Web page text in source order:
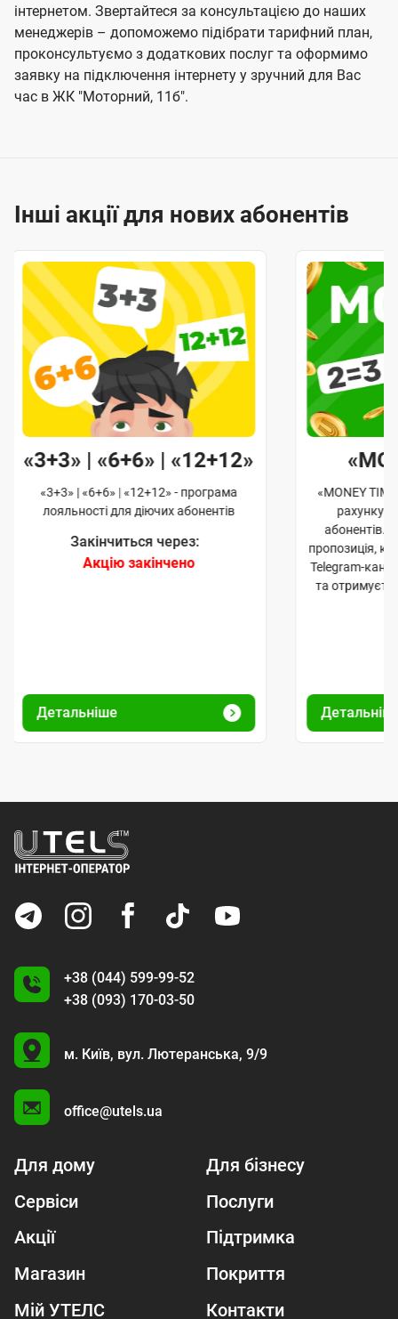
інтернетом. Звертайтеся за консультацією до наших
менеджерів – допоможемо підібрати тарифний план,
проконсультуємо з додаткових послуг та оформимо
заявку на підключення інтернету у зручний для Вас
час в ЖК "Моторний, 11б".
Інші акції для нових абонентів
«3+3» | «6+6» | «12+12»
«3+3» | «6+6» | «12+12» - програма
лояльності для діючих абонентів
Закінчиться через:
Акцію закінчено
Детальніше
«MONEY
рахунку
абонентів.
пропозиція,
Telegram-
та
+38 (044) 599-99-52
+38 (093) 170-03-50
U
м. Київ, вул. Лютеранська, 9/9
office@utels.ua
Для дому
Для бізнесу
Сервіси
Послуги
Акції
Підтримка
Магазин
Покриття
Мій УТЕЛС
Контакти